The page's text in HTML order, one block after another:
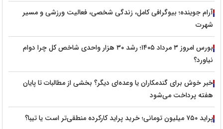
آرام جوینده؛ بیوگرافی کامل، زندگی شخصی، فعالیت ورزشی و مسیر
شهرت
بورس امروز ۳ مرداد ۱۴۰۵؛ رشد ۳۰ هزار واحدی شاخص کل چرا دوام
نیاورد؟
خبر خوش برای گندمکاران یا وعده‌ای دیگر؟ بخشی از مطالبات تا پایان
هفته پرداخت می‌شود
پراید ۷۵۰ میلیون تومانی؛ خرید پراید کارکرده منطقی‌تر است یا تیبا؟